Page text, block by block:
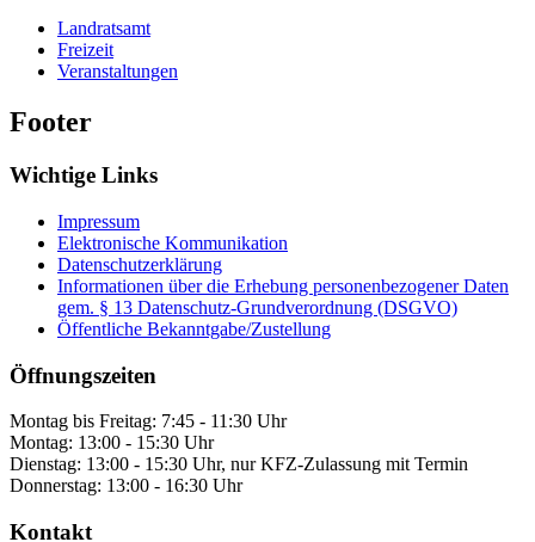
Landratsamt
Freizeit
Veranstaltungen
Footer
Wichtige Links
Impressum
Elektronische Kommunikation
Datenschutzerklärung
Informationen über die Erhebung personenbezogener Daten
gem. § 13 Datenschutz-Grundverordnung (DSGVO)
Öffentliche Bekanntgabe/Zustellung
Öffnungszeiten
Montag bis Freitag: 7:45 - 11:30 Uhr
Montag: 13:00 - 15:30 Uhr
Dienstag: 13:00 - 15:30 Uhr, nur KFZ-Zulassung mit Termin
Donnerstag: 13:00 - 16:30 Uhr
Kontakt